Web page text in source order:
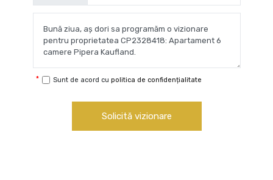
Sunt de acord cu politica de confidențialitate
Solicită vizionare